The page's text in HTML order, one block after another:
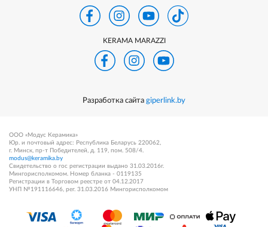
KERAMA MARAZZI
Разработка сайта giperlink.by
ООО «Модус Керамика»
Юр. и почтовый адрес: Республика Беларусь 220062,
г. Минск, пр-т Победителей, д. 119, пом. 508/4.
modus@keramika.by
Свидетельство о гос регистрации выдано 31.03.2016г.
Мингорисполкомом. Номер бланка - 0119135
Регистрации в Торговом реестре от 04.12.2017
УНП №191116646, рег. 31.03.2016 Мингорисполкомом